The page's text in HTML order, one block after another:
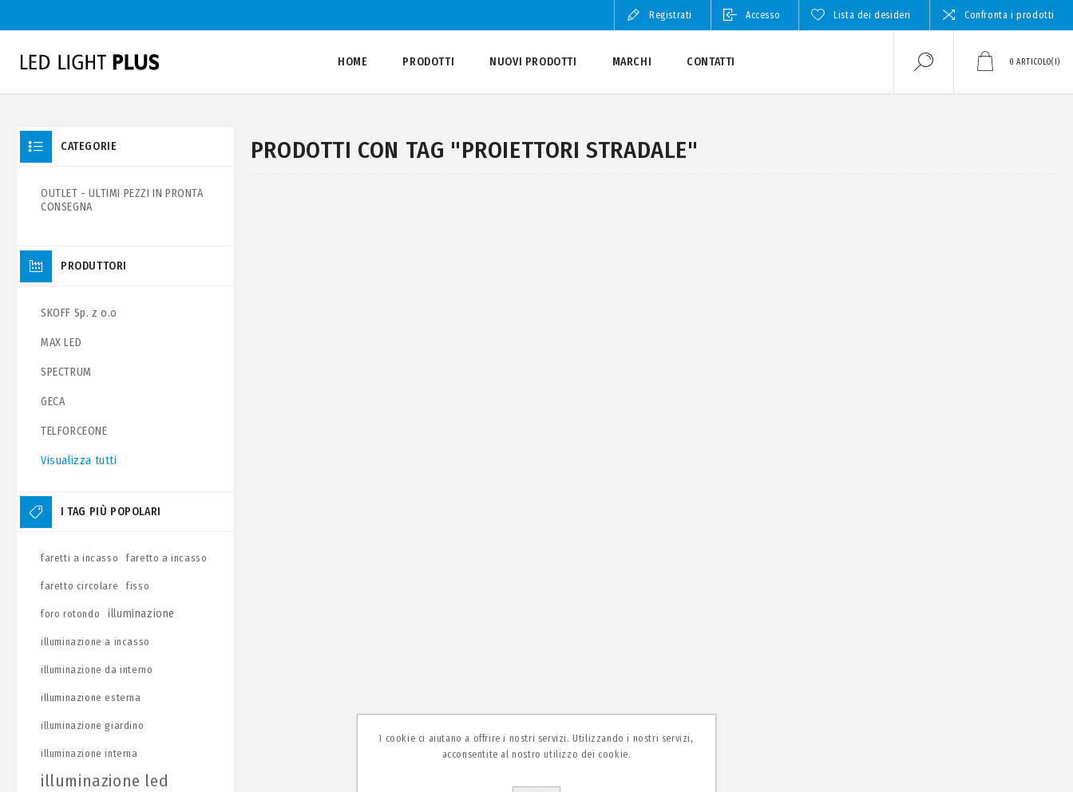
Registrati Accesso Lista dei desideri Confronta i prodotti
HOME PRODOTTI NUOVI PRODOTTI MARCHI CONTATTI 0 ARTICOLO(I)
PRODOTTI CON TAG "PROIETTORI STRADALE"
CATEGORIE
OUTLET - ULTIMI PEZZI IN PRONTA
CONSEGNA
PRODUTTORI
SKOFF Sp. z o.o
MAX LED
SPECTRUM
GECA
TELFORCEONE
Visualizza tutti
I TAG PIÙ POPOLARI
faretti a incasso faretto a incasso
faretto circolare fisso
foro rotondo illuminazione
illuminazione a incasso
illuminazione da interno
illuminazione esterna
illuminazione giardino
illuminazione interna
illuminazione led
I cookie ci aiutano a offrire i nostri servizi. Utilizzando i nostri servizi,
acconsentite al nostro utilizzo dei cookie.